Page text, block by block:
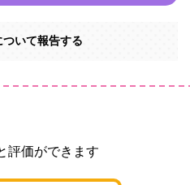
ついて報告する
評価ができます